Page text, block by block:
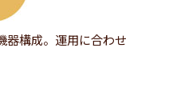
器構成。運用に合わせ